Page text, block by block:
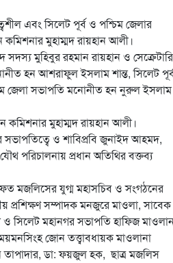
এবং সিলেট পূর্ব ও পশ্চিম জেলার
কমিশনার মুহাম্মদ রায়হান আলী।
সদস্য মুহিবুর রহমান রায়হান ও সেক্রেটারি
হন আশরাফুল ইসলাম শান্ত, সিলেট
জেলা সভাপতি মনোনীত হন নুরুল ইসলাম
কমিশনার মুহাম্মদ রায়হান আলী।
সভাপতিত্বে ও শাবিপ্রবি জুনাইদ আহমদ,
পরিচালনায় প্রধান অতিথির বক্তব্য
মজলিসের যুগ্ম মহাসচিব ও সংগঠনের
প্রশিক্ষণ সম্পাদক মনজুরে মাওলা, সাবেক
সিলেট মহানগর সভাপতি হাফিজ
জোন তত্ত্বাবধায়ক মাওলানা
তাপাদার, ডা: ফয়জুল হক, ছাত্র মজলিস